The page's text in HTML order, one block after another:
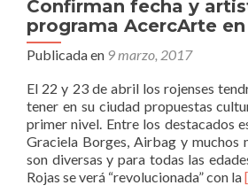
Confirman fecha y
programa AcercArte en
Publicada en 9 marzo, 2017
El 22 y 23 de abril los rojenses
tener en su ciudad propuestas
primer nivel. Entre los destacados
Graciela Borges, Airbag y muchos
son diversas y para todas las
Rojas se verá “revolucionada” con la